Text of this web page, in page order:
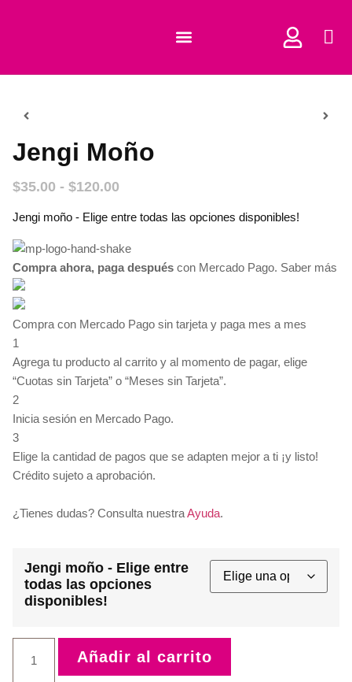
Jengi Moño
$35.00 - $120.00
Jengi moño - Elige entre todas las opciones disponibles!
Compra ahora, paga después con Mercado Pago. Saber más
Compra con Mercado Pago sin tarjeta y paga mes a mes
1
Agrega tu producto al carrito y al momento de pagar, elige
“Cuotas sin Tarjeta” o “Meses sin Tarjeta”.
2
Inicia sesión en Mercado Pago.
3
Elige la cantidad de pagos que se adapten mejor a ti ¡y listo!
Crédito sujeto a aprobación.
¿Tienes dudas? Consulta nuestraAyuda.
Jengi moño - Elige entre
todas las opciones
disponibles!
Añadir al carrito